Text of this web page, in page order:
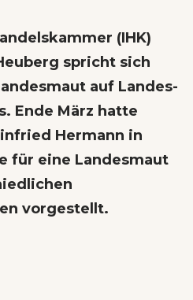
(IHK)
spricht sich
auf Landes-
Ende März hatte
Hermann in
für eine Landesmaut
vorgestellt.